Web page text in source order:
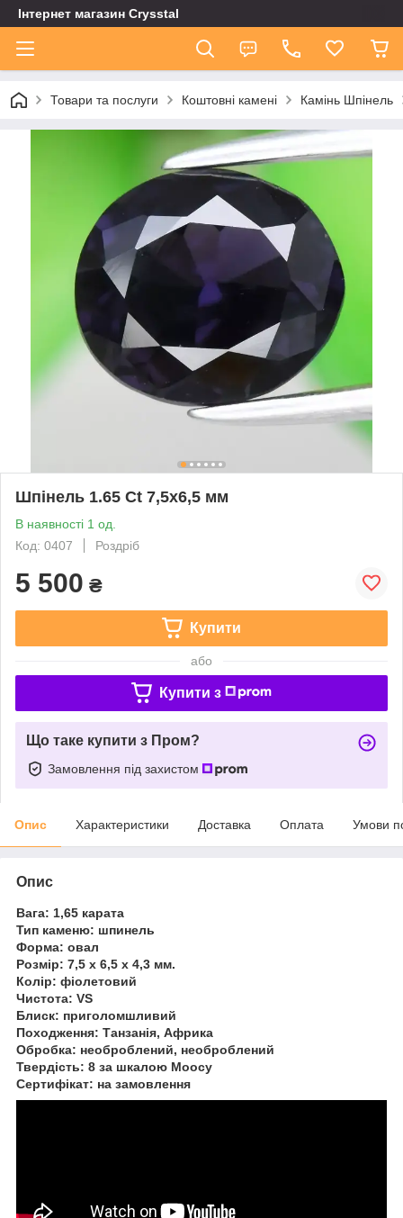
Інтернет магазин Сrysstal
Товари та послуги Коштовні камені Камінь Шпінель
Шпінель 1.65 Ct 7,5x6,5 мм
В наявності 1 од.
Код: 0407
Роздріб
5 500 ₴
Купити
або
Купити з
Що таке купити з Пром?
Замовлення під захистом
Опис Характеристики Доставка Оплата Умови
Опис
Вага: 1,65 карата
Тип каменю: шпинель
Форма: овал
Розмір: 7,5 х 6,5 х 4,3 мм.
Колір: фіолетовий
Чистота: VS
Блиск: приголомшливий
Походження: Танзанія, Африка
Обробка: необроблений, необроблений
Твердість: 8 за шкалою Моосу
Сертифікат: на замовлення